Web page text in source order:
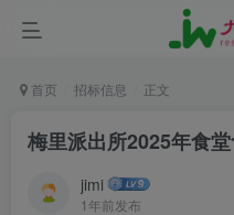
首页 招标信息 正文
梅里派出所2025年食
jimi
1年前发布